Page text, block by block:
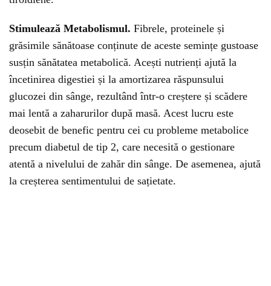
Stimulează Metabolismul. Fibrele, proteinele și
grăsimile sănătoase conținute de aceste semințe gustoase
susțin sănătatea metabolică. Acești nutrienți ajută la
încetinirea digestiei și la amortizarea răspunsului
glucozei din sânge, rezultând într-o creștere și scădere
mai lentă a zaharurilor după masă. Acest lucru este
deosebit de benefic pentru cei cu probleme metabolice
precum diabetul de tip 2, care necesită o gestionare
atentă a nivelului de zahăr din sânge. De asemenea, ajută
la creșterea sentimentului de sațietate.